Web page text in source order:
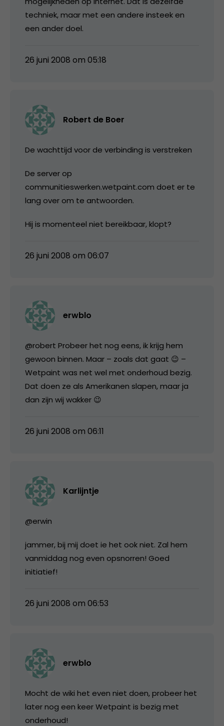
techniek, maar met een andere insteek en
een ander doel.
26 juni 2008 om 05:18
Robert de Boer
De wachttijd voor de verbinding is verstreken
De server op
communitieswerken.wetpaint.com doet er te
lang over om te antwoorden.
Hij is momenteel niet bereikbaar, klopt?
26 juni 2008 om 06:07
erwblo
@robert Probeer het nog eens, ik krijg hem
gewoon binnen. Maar – zoals dat gaat 😉 –
Wetpaint was net wel met onderhoud bezig.
Dat doen ze als Amerikanen slapen, maar ja
dan zijn wij wakker 😉
26 juni 2008 om 06:11
Karlijntje
@erwin
jammer, bij mij doet ie het ook niet. Zal hem
vanmiddag nog even opsnorren! Goed
initiatief!
26 juni 2008 om 06:53
erwblo
Mocht de wiki het even niet doen, probeer het
later nog een keer Wetpaint is bezig met
onderhoud!